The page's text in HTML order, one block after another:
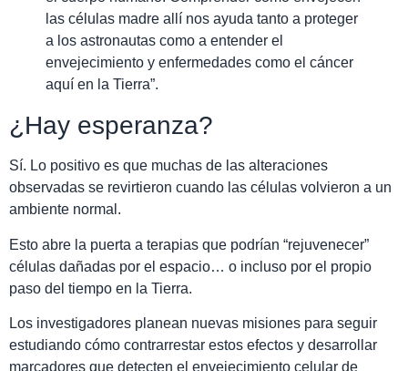
las células madre allí nos ayuda tanto a proteger
a los astronautas como a entender el
envejecimiento y enfermedades como el cáncer
aquí en la Tierra”.
¿Hay esperanza?
Sí. Lo positivo es que muchas de las alteraciones
observadas se revirtieron cuando las células volvieron a un
ambiente normal.
Esto abre la puerta a terapias que podrían “rejuvenecer”
células dañadas por el espacio… o incluso por el propio
paso del tiempo en la Tierra.
Los investigadores planean nuevas misiones para seguir
estudiando cómo contrarrestar estos efectos y desarrollar
marcadores que detecten el envejecimiento celular de